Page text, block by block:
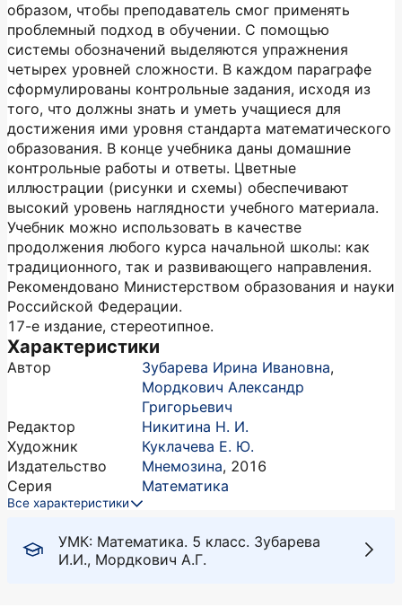
УМК: Математика. 5 класс. Зубарева
И.И., Мордкович А.Г.
образом, чтобы преподаватель смог применять
проблемный подход в обучении. С помощью
системы обозначений выделяются упражнения
четырех уровней сложности. В каждом параграфе
сформулированы контрольные задания, исходя из
того, что должны знать и уметь учащиеся для
достижения ими уровня стандарта математического
образования. В конце учебника даны домашние
контрольные работы и ответы. Цветные
иллюстрации (рисунки и схемы) обеспечивают
высокий уровень наглядности учебного материала.
Учебник можно использовать в качестве
продолжения любого курса начальной школы: как
традиционного, так и развивающего направления.
Рекомендовано Министерством образования и науки
Российской Федерации.
17-е издание, стереотипное.
Характеристики
Автор Зубарева Ирина Ивановна,
Мордкович Александр
Григорьевич
Редактор
Никитина Н. И.
Художник
Куклачева Е. Ю.
Издательство
Мнемозина, 2016
Серия
Математика
Все характеристики